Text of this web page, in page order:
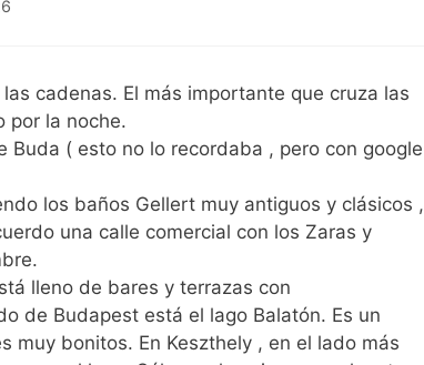
cadenas. El más importante que cruza las
por la noche.
Buda ( esto no lo recordaba , pero con google
los baños Gellert muy antiguos y clásicos ,
una calle comercial con los Zaras y
lleno de bares y terrazas con
de Budapest está el lago Balatón. Es un
muy bonitos. En Keszthely , en el lado más